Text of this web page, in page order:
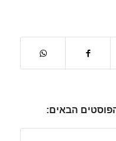
הפוסטים הבאים: